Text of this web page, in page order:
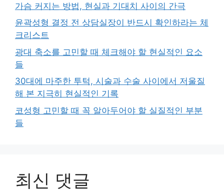
가슴 커지는 방법, 현실과 기대치 사이의 간극
윤곽성형 결정 전 상담실장이 반드시 확인하라는 체
크리스트
광대 축소를 고민할 때 체크해야 할 현실적인 요소
들
30대에 마주한 투턱, 시술과 수술 사이에서 저울질
해 본 지극히 현실적인 기록
코성형 고민할 때 꼭 알아두어야 할 실질적인 부분
들
최신 댓글